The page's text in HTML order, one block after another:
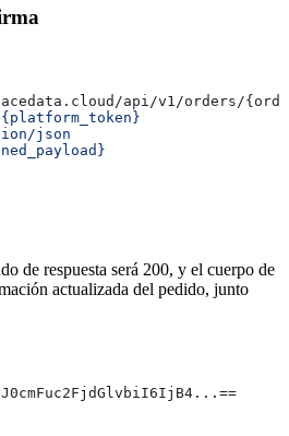
api/v1/orders/
json
de respuesta será 200, y el cuerpo de
actualizada del pedido, junto
eyJ0cmFuc2FjdGlvbiI6IjB4...==